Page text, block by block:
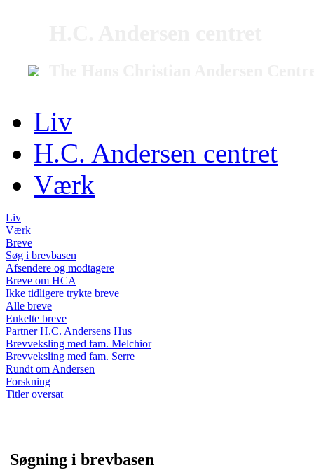
Liv
H.C. Andersen centret
Værk
Liv
Værk
Breve
Søg i brevbasen
Afsendere og modtagere
Breve om HCA
Ikke tidligere trykte breve
Alle breve
Enkelte breve
Partner H.C. Andersens Hus
Brevveksling med fam. Melchior
Brevveksling med fam. Serre
Rundt om Andersen
Forskning
Titler oversat
Søgning i brevbasen